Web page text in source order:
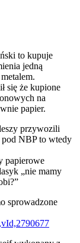
to kupuje
jedną
się że kupione
na
papier.
przywozili
NBP to wtedy
papierowe
„nie mamy
sprowadzone